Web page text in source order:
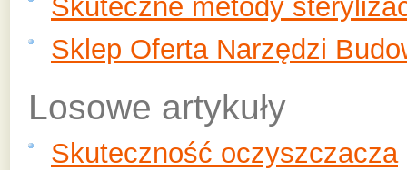
Skuteczne metody
Sklep Oferta Narzędzi
Losowe artykuły
Skuteczność oczyszczacza